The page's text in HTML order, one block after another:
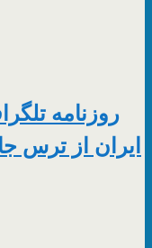
روزنامه
ایران از ترس